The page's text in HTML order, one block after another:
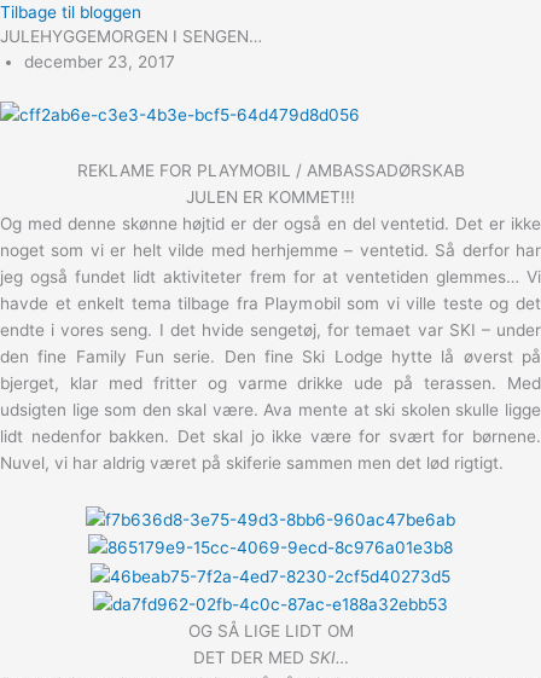
Tilbage til bloggen
JULEHYGGEMORGEN I SENGEN…
december 23, 2017
REKLAME FOR PLAYMOBIL / AMBASSADØRSKAB
JULEN ER KOMMET!!!
Og med denne skønne højtid er der også en del ventetid. Det er ikke
noget som vi er helt vilde med herhjemme – ventetid. Så derfor har
jeg også fundet lidt aktiviteter frem for at ventetiden glemmes… Vi
havde et enkelt tema tilbage fra Playmobil som vi ville teste og det
endte i vores seng. I det hvide sengetøj, for temaet var SKI – under
den fine Family Fun serie. Den fine Ski Lodge hytte lå øverst på
bjerget, klar med fritter og varme drikke ude på terassen. Med
udsigten lige som den skal være. Ava mente at ski skolen skulle ligge
lidt nedenfor bakken. Det skal jo ikke være for svært for børnene.
Nuvel, vi har aldrig været på skiferie sammen men det lød rigtigt.
OG SÅ LIGE LIDT OM
DET DER MED SKI…